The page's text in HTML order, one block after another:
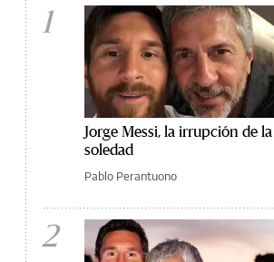
1
Jorge Messi, la irrupción de la
soledad
Pablo Perantuono
2